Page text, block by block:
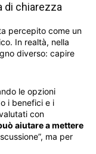
di chiarezza
percepito come un
In realtà, nella
diverso: capire
le opzioni
i benefici e i
con
aiutare a mettere
ma per